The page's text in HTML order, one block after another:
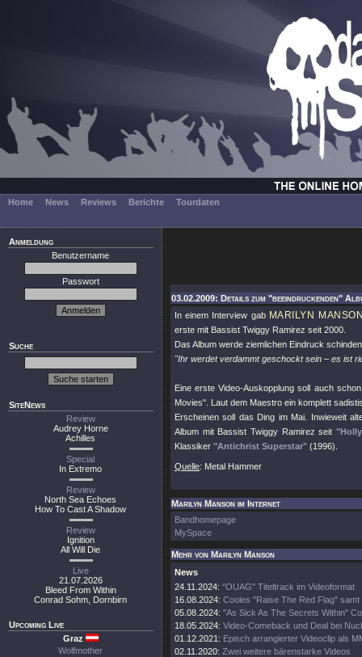
Home News Reviews Berichte Tourdaten
Anmeldung
Benutzername
Passwort
Suche
SiteNews
Review
Audrey Horne
Achilles
Special
In Extremo
Review
North Sea Echoes
How To Cast A Shadow
Review
Ignition
All Will Die
Live
21.07.2026
Bleed From Within
Conrad Sohm, Dornbirn
Upcoming Live
Graz
Wolfmother
03.02.2009: Details zum "beeindruckenden"
In einem Interview gab MARILYN
erste mit Bassist Twiggy Ramirez seit 2000.
Das Album werde ziemlichen Eindruck
"Ihr werdet verdammt geschockt sein – es ist
Eine erste Video-Auskopplung soll auch
Movies" . Laut dem Maestro ein komplett
Erscheinen soll das Ding im Mai. Inwieweit
Album mit Bassist Twiggy Ramirez seit
Klassiker "Antichrist Superstar" (1996).
Quelle: Metal Hammer
Marilyn Manson im Internet
Bandhomepage
MySpace
Mehr von Marilyn Manson
News
24.11.2024: "OUAG" Titeltrack im Videoformat
16.08.2024: Cooles "Raise The Red Flag" samt
05.08.2024: "As Sick As The Secrets Within"
18.05.2024: Video-Comeback und Deal bei
01.12.2021: Episch arrangierter Videoclip als
02.11.2020: Zwei weitere bärenstarke Videos